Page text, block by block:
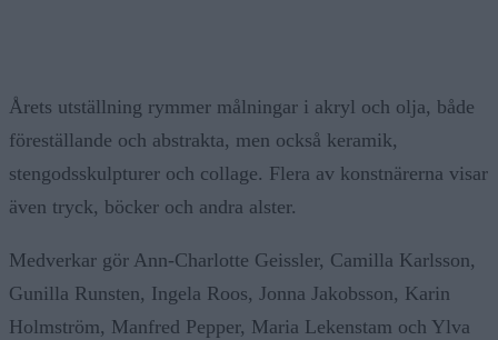
Årets utställning rymmer målningar i akryl och olja, både
föreställande och abstrakta, men också keramik,
stengodsskulpturer och collage. Flera av konstnärerna visar
även tryck, böcker och andra alster.
Medverkar gör Ann-Charlotte Geissler, Camilla Karlsson,
Gunilla Runsten, Ingela Roos, Jonna Jakobsson, Karin
Holmström, Manfred Pepper, Maria Lekenstam och Ylva